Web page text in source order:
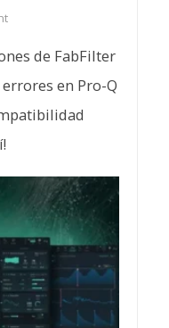
de FabFilter
en Pro-Q